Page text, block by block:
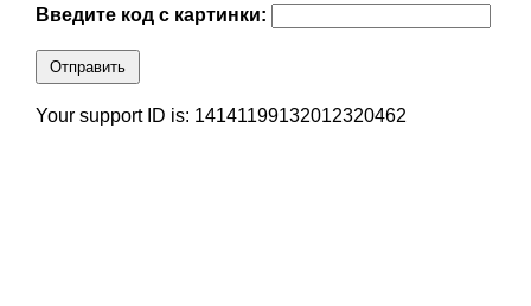
Введите код с картинки:
Отправить
Your support ID is: 14141199132012320462